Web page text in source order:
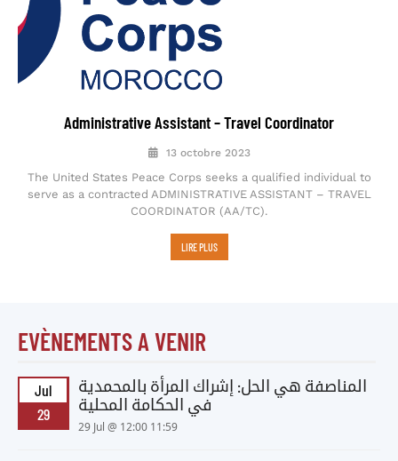
Administrative Assistant – Travel Coordinator
13 octobre 2023
The United States Peace Corps seeks a qualified individual to
serve as a contracted ADMINISTRATIVE ASSISTANT – TRAVEL
COORDINATOR (AA/TC).
LIRE PLUS
EVÈNEMENTS A VENIR
Jul
29
المناصفة هي الحل: إشراك المرأة بالمحمدية
في الحكامة المحلية
29 Jul @ 12:00 11:59